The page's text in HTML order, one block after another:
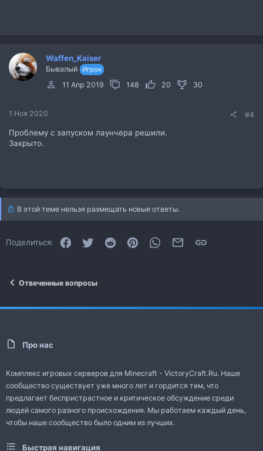
Waffen_Kaiser
Бывалый Игрок
11 Апр 2019 148 20 30
1 Ноя 2020 #4
Проблему с запуском лаунчера решили.
Закрыто.
В этой теме нельзя размещать новые ответы.
Поделиться: FacebookTwitter Reddit PinterestWhatsAppЭлектронная почта
Отвеченные вопросы
Про нас
Комплекс игровых серверов для Minecraft - VictoryCraft.Ru. Наше
сообщество существует уже много лет и гордится тем, что
предлагает беспристрастное и критическое обсуждение среди
людей самого разного происхождения. Мы работаем каждый день,
чтобы наше сообщество было одним из лучших.
Быстрая навигация